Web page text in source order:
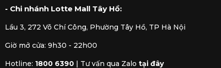
- Chi nhánh Lotte Mall Tây Hồ:
Lầu 3, 272 Võ Chí Công, Phường Tây Hồ, TP Hà Nội
Giờ mở cửa: 9h30 - 22h00
Hotline: 1800 6390 Tư vấn qua Zalo tại đây